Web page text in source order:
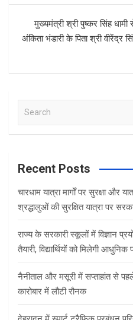
k
p
मुख्यमंत्री श्री पुष्कर सिंह
अंकिता भंडारी के पिता श्री वीरेंद्र
a
c
Recent Posts
चारधाम यात्रा मार्गों पर सुरक्षा और
श्रद्धालुओं की सुरक्षित यात्रा पर
राज्य के सरकारी स्कूलों में विज्ञान
तैयारी, विद्यार्थियों को मिलेगी आधुनिक
नैनीताल और मसूरी में सप्ताहांत से
कारोबार में लौटी रौनक